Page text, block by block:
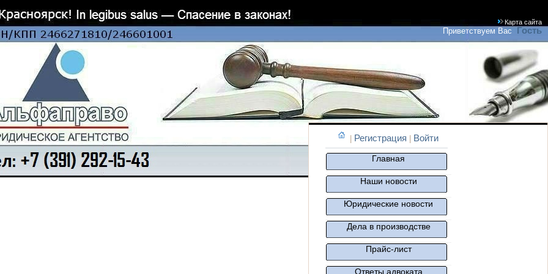
Карта сайта
Приветствуем Вас Гость
Регистрация Войти
Главная
Наши новости
Юридические новости
Дела в производстве
Прайс-лист
Ответы адвоката